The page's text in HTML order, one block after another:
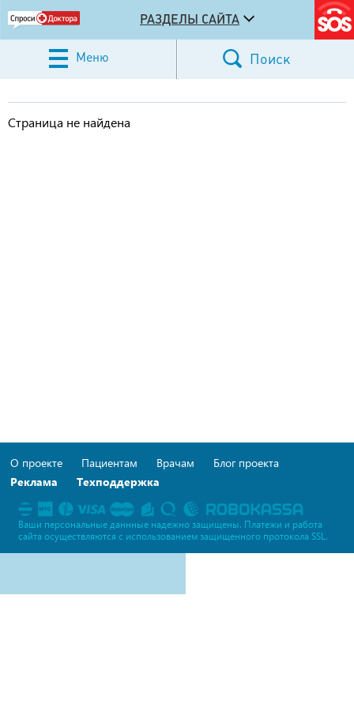
РАЗДЕЛЫ САЙТА
Меню Поиск
Страница не найдена
О проекте Пациентам Врачам
Блог проекта
Реклама
Техподдержка
Ваши персональные даннные надежно защищены. Платежи и работа
сайта осуществляются c использованием защищенного протокола SSL.